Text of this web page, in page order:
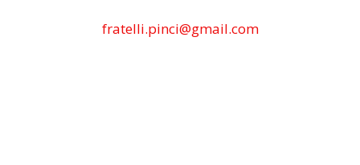
fratelli.pinci@gmail.com